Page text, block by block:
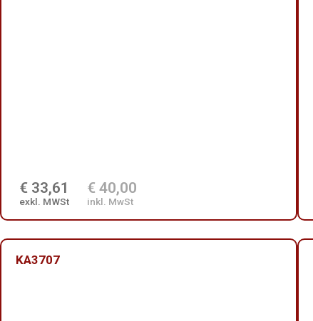
€ 33,61
exkl. MWSt
€ 40,00
inkl. MwSt
KA3707